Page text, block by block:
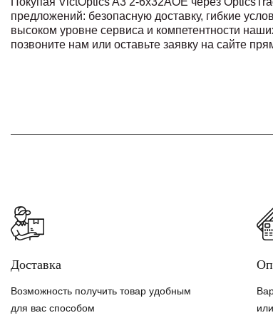
предложений: безопасную доставку, гибкие
высоком уровне сервиса и компетентности
позвоните нам или оставьте заявку на сайте
Доставка
Возможность получить товар удобным
для вас способом